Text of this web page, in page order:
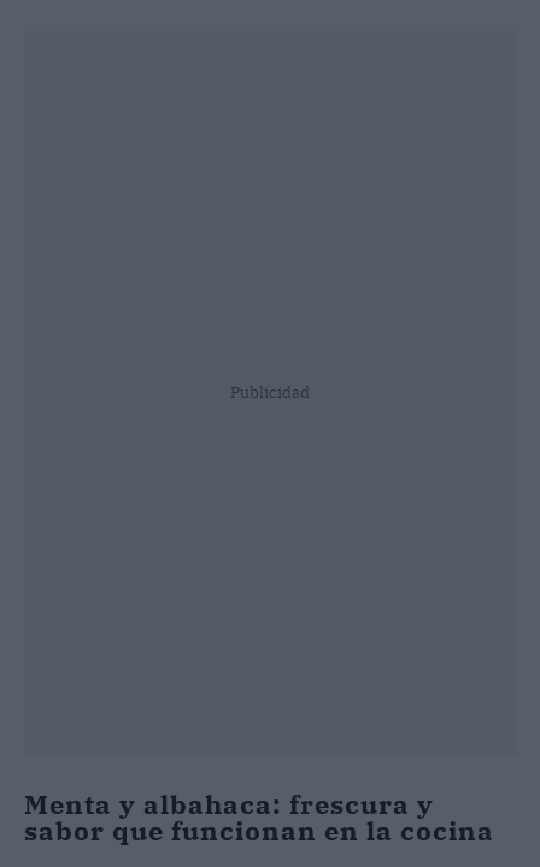
Publicidad
Menta y albahaca: frescura y
sabor que funcionan en la cocina